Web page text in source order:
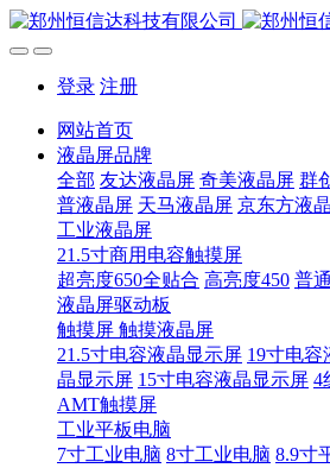
登录 注册
网站首页
液晶屏品牌
全部 友达液晶屏 奇美液晶屏 群
普液晶屏 天马液晶屏 京东方液
工业液晶屏
21.5寸商用电容触摸屏
超亮度650全贴合 高亮度450 普
液晶屏驱动板
触摸屏 触摸液晶屏
21.5寸电容液晶显示屏 19寸电容
晶显示屏 15寸电容液晶显示屏 4
AMT触摸屏
工业平板电脑
7寸工业电脑 8寸工业电脑 8.9寸